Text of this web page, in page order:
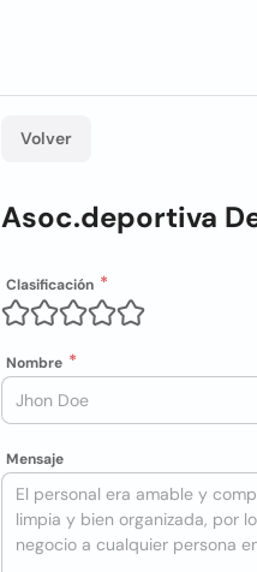
Volver
Asoc.deportiva
Clasificación
Nombre
Mensaje